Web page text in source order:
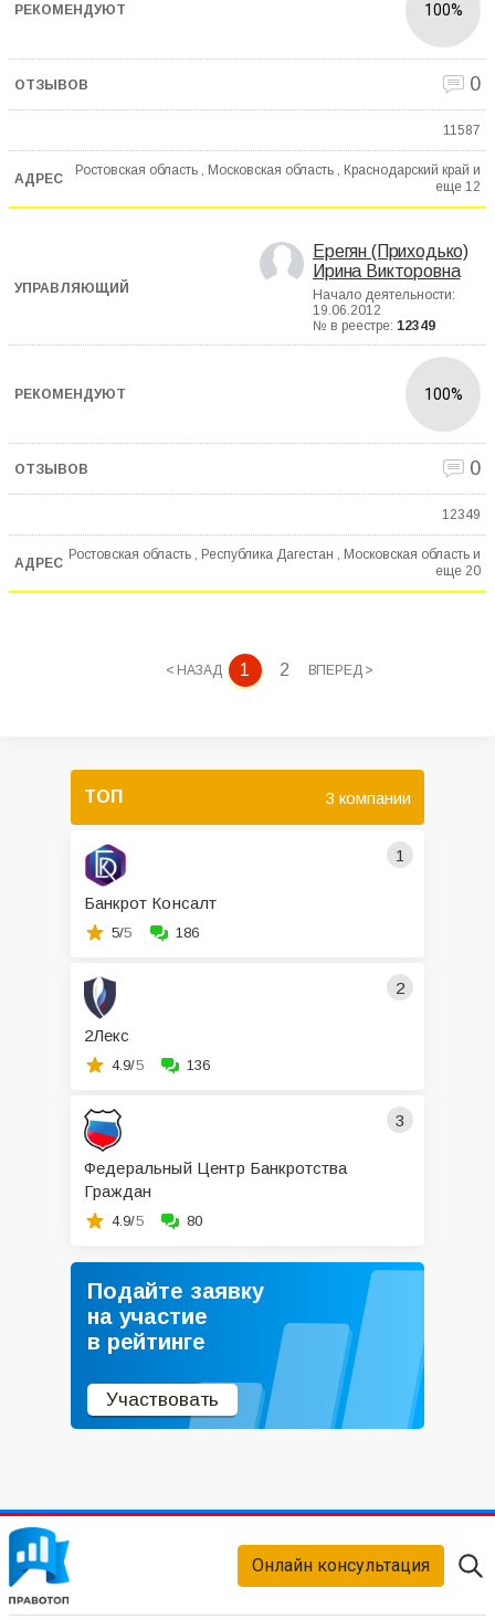
100%
0
11587
Ростовская область , Московская область , Краснодарский край и
еще 12
Ерегян (Приходько)
Ирина Викторовна
Начало деятельности:
19.06.2012
№ в реестре: 12349
100%
0
12349
Ростовская область , Республика Дагестан , Московская область и
еще 20
< НАЗАД 1 2 ВПЕРЕД >
ТОП 3 компании
1
Банкрот Консалт
5/5 186
2
2Лекс
4.9/5 136
3
Федеральный Центр Банкротства
Граждан
4.9/5 80
Подайте заявку
на участие
в рейтинге
Участвовать
Онлайн консультация